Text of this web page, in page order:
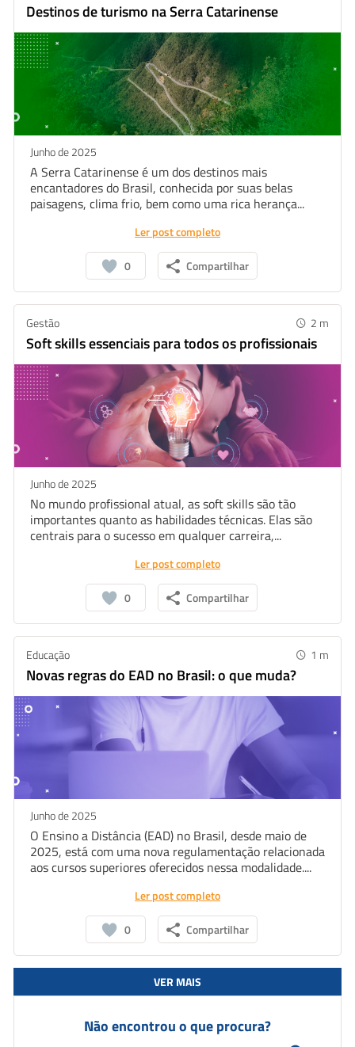
Destinos de turismo na Serra Catarinense
Junho de 2025
A Serra Catarinense é um dos destinos mais
encantadores do Brasil, conhecida por suas belas
paisagens, clima frio, bem como uma rica herança...
Ler post completo
0 Compartilhar
Gestão 2 m
Soft skills essenciais para todos os profissionais
Junho de 2025
No mundo profissional atual, as soft skills são tão
importantes quanto as habilidades técnicas. Elas são
centrais para o sucesso em qualquer carreira,...
Ler post completo
0 Compartilhar
Educação 1 m
Novas regras do EAD no Brasil: o que muda?
Junho de 2025
O Ensino a Distância (EAD) no Brasil, desde maio de
2025, está com uma nova regulamentação relacionada
aos cursos superiores oferecidos nessa modalidade....
Ler post completo
0 Compartilhar
VER MAIS
Não encontrou o que procura?